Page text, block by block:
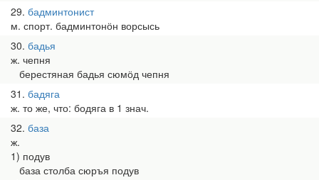
29 бадминтонист
м. спорт. бадминтонӧн ворсысь
30 бадья
ж. чепня
берестяная бадья сюмӧд чепня
31 бадяга
ж. то же, что: бодяга в 1 знач.
32 база
ж.
1) подув
база столба сюръя подув